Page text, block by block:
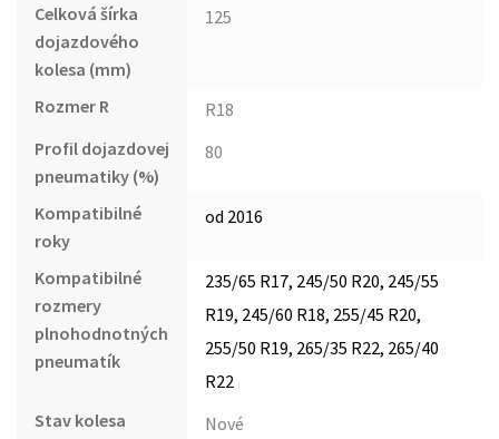
Celková šírka
dojazdového
kolesa (mm)
125
Rozmer R
R18
Profil dojazdovej
pneumatiky (%)
80
Kompatibilné
roky
od 2016
Kompatibilné
rozmery
plnohodnotných
pneumatík
235/65 R17, 245/50 R20, 245/55
R19, 245/60 R18, 255/45 R20,
255/50 R19, 265/35 R22, 265/40
R22
Stav kolesa
Nové